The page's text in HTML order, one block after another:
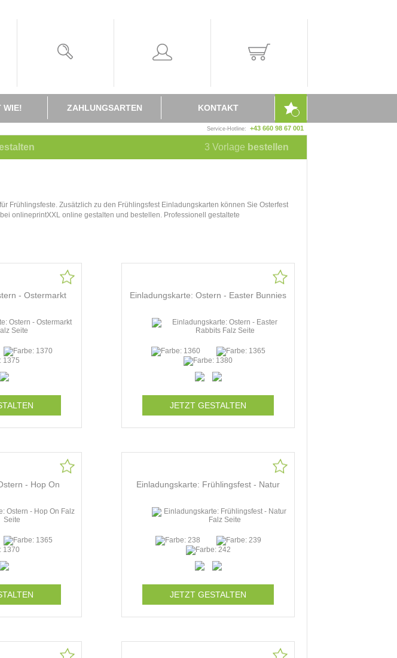
WIE! ZAHLUNGSARTEN KONTAKT
Service-Hotline: +43 660 98 67 001
3 Vorlage bestellen
Frühlingsfeste. Zusätzlich zu den Frühlingsfest Einladungskarten können Sie Osterfest
onlineprintXXL online gestalten und bestellen. Professionell gestaltete
- Ostermarkt Einladungskarte: Ostern - Easter Bunnies
JETZT GESTALTEN
- Hop On Einladungskarte: Frühlingsfest - Natur
JETZT GESTALTEN